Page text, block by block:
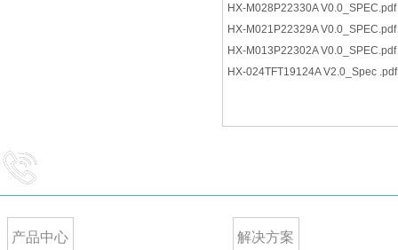
HX-M028P22330A V0.0_SPEC.pdf
HX-M021P22329A V0.0_SPEC.pdf
HX-M013P22302A V0.0_SPEC.pdf
HX-024TFT19124A V2.0_Spec .pdf
产品中心 解决方案